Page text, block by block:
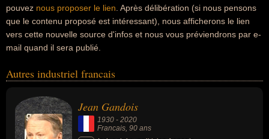
pouvez nous proposer le lien . Après délibération (si nous pensons
que le contenu proposé est intéressant), nous afficherons le lien
vers cette nouvelle source d'infos et nous vous préviendrons par e-
mail quand il sera publié.
Autres industriel francais
Jean Gandois
1930 - 2020
Francais, 90 ans